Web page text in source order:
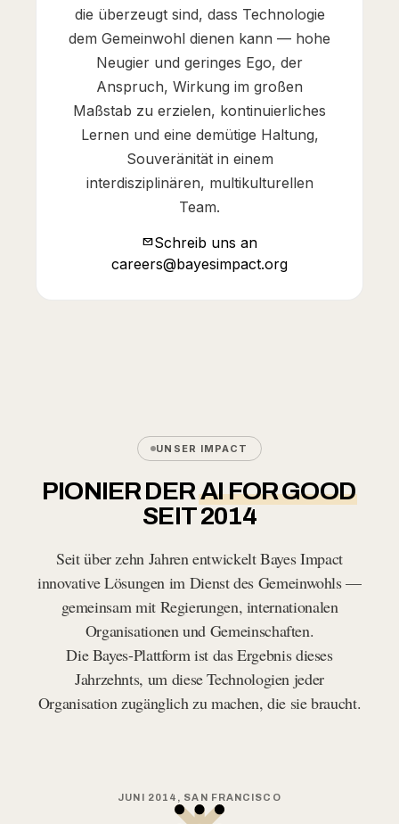
die überzeugt sind, dass Technologie
dem Gemeinwohl dienen kann — hohe
Neugier und geringes Ego, der
Anspruch, Wirkung im großen
Maßstab zu erzielen, kontinuierliches
Lernen und eine demütige Haltung,
Souveränität in einem
interdisziplinären, multikulturellen
Team.
Schreib uns an
careers@bayesimpact.org
UNSER IMPACT
PIONIER DERAI FOR GOOD
SEIT 2014
Seit über zehn Jahren entwickelt Bayes Impact
innovative Lösungen im Dienst des Gemeinwohls —
gemeinsam mit Regierungen, internationalen
Organisationen und Gemeinschaften.
Die Bayes-Plattform ist das Ergebnis dieses
Jahrzehnts, um diese Technologien jeder
Organisation zugänglich zu machen, die sie braucht.
JUNI 2014, SAN FRANCISCO